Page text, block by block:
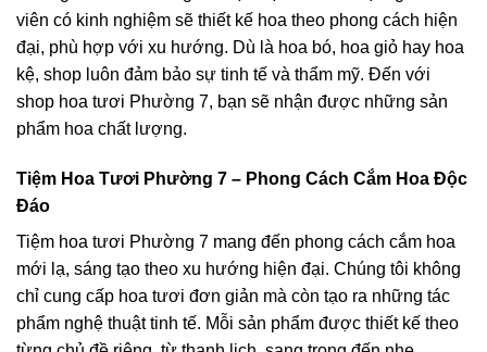
viên có kinh nghiệm sẽ thiết kế hoa theo phong cách hiện
đại, phù hợp với xu hướng. Dù là hoa bó, hoa giỏ hay hoa
kệ, shop luôn đảm bảo sự tinh tế và thẩm mỹ. Đến với
shop hoa tươi Phường 7, bạn sẽ nhận được những sản
phẩm hoa chất lượng.
Tiệm Hoa Tươi Phường 7 – Phong Cách Cắm Hoa Độc
Đáo
Tiệm hoa tươi Phường 7 mang đến phong cách cắm hoa
mới lạ, sáng tạo theo xu hướng hiện đại. Chúng tôi không
chỉ cung cấp hoa tươi đơn giản mà còn tạo ra những tác
phẩm nghệ thuật tinh tế. Mỗi sản phẩm được thiết kế theo